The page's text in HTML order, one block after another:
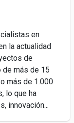
en
la actualidad
de
de más de 15
más de 1.000
lo que ha
innovación...